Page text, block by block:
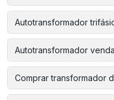
Autotransformador
Autotransformador venda
Comprar transformador